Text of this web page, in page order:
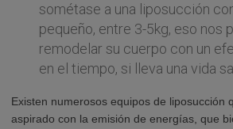
sométase a una liposucción
pequeño, entre 3-5kg, eso nos
remodelar su cuerpo con un
en el tiempo, si lleva una vida
Existen numerosos equipos de liposucción
aspirado con la emisión de energías, que